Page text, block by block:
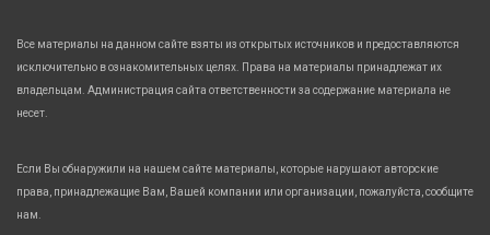
Все материалы на данном сайте взяты из открытых источников и предоставляются
исключительно в ознакомительных целях. Права на материалы принадлежат их
владельцам. Администрация сайта ответственности за содержание материала не
несет.
Если Вы обнаружили на нашем сайте материалы, которые нарушают авторские
права, принадлежащие Вам, Вашей компании или организации, пожалуйста, сообщите
нам.